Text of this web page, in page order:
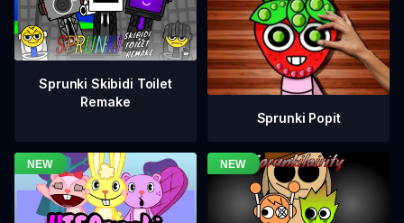
Sprunki Skibidi Toilet
Remake
Sprunki Popit